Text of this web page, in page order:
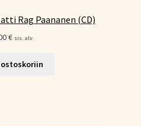
Rag Paananen (CD)
€ sis. alv.